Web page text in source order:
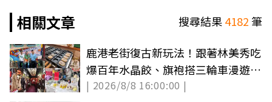
相關文章
搜尋結果4182筆
鹿港老街復古新玩法！跟著林美秀吃
爆百年水晶餃、旗袍搭三輪車漫遊古
城
| 2026/8/8 16:00:00 |